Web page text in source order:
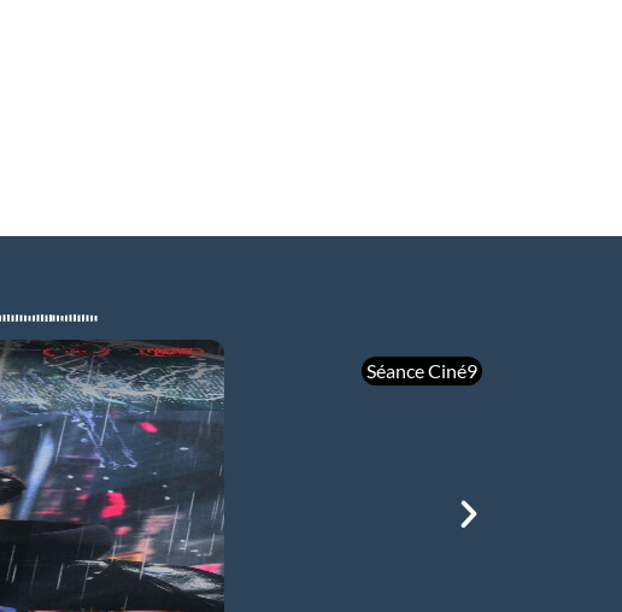
Séance Ciné9
mer 05/08
21h00